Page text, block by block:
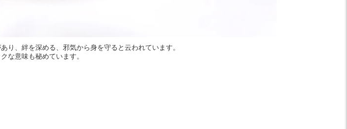
り、絆を深める、邪気から身を守ると云われています。
な意味も秘めています。